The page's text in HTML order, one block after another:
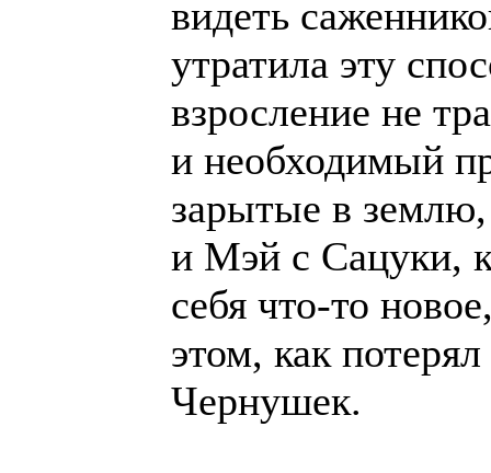
видеть
утратила эту
взросление не
и необходимый
зарытые в
и Мэй с Сацуки,
себя что-то
этом, как
Чернушек.